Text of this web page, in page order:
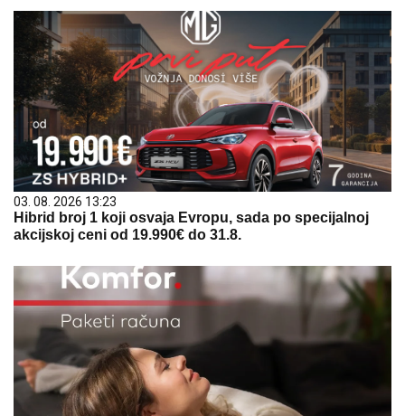
03. 08. 2026 13:23
Hibrid broj 1 koji osvaja Evropu, sada po specijalnoj
akcijskoj ceni od 19.990€ do 31.8.